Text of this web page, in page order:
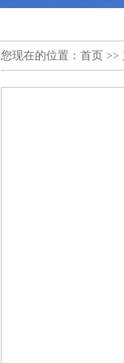
您现在的位置： 首页 >>